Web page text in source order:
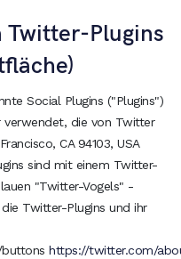
Twitter-Plugins
Social Plugins ("Plugins")
die von Twitter
CA 94103, USA
sind mit einem Twitter-
"Twitter-Vogels" -
Twitter-Plugins und ihr
https://twitter.com/